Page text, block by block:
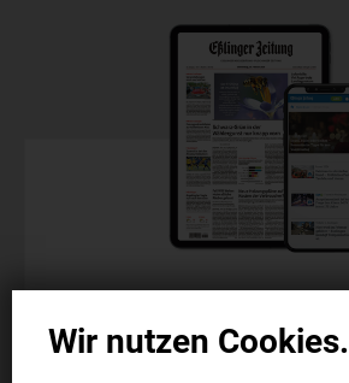
Probeabo
Wir nutzen Cookies.